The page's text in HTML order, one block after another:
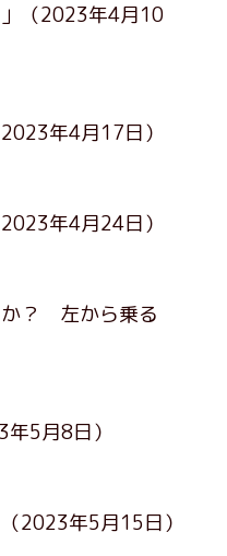
（2023年4月10
2023年4月17日）
2023年4月24日）
か？ 左から乗る
年5月8日）
（2023年5月15日）